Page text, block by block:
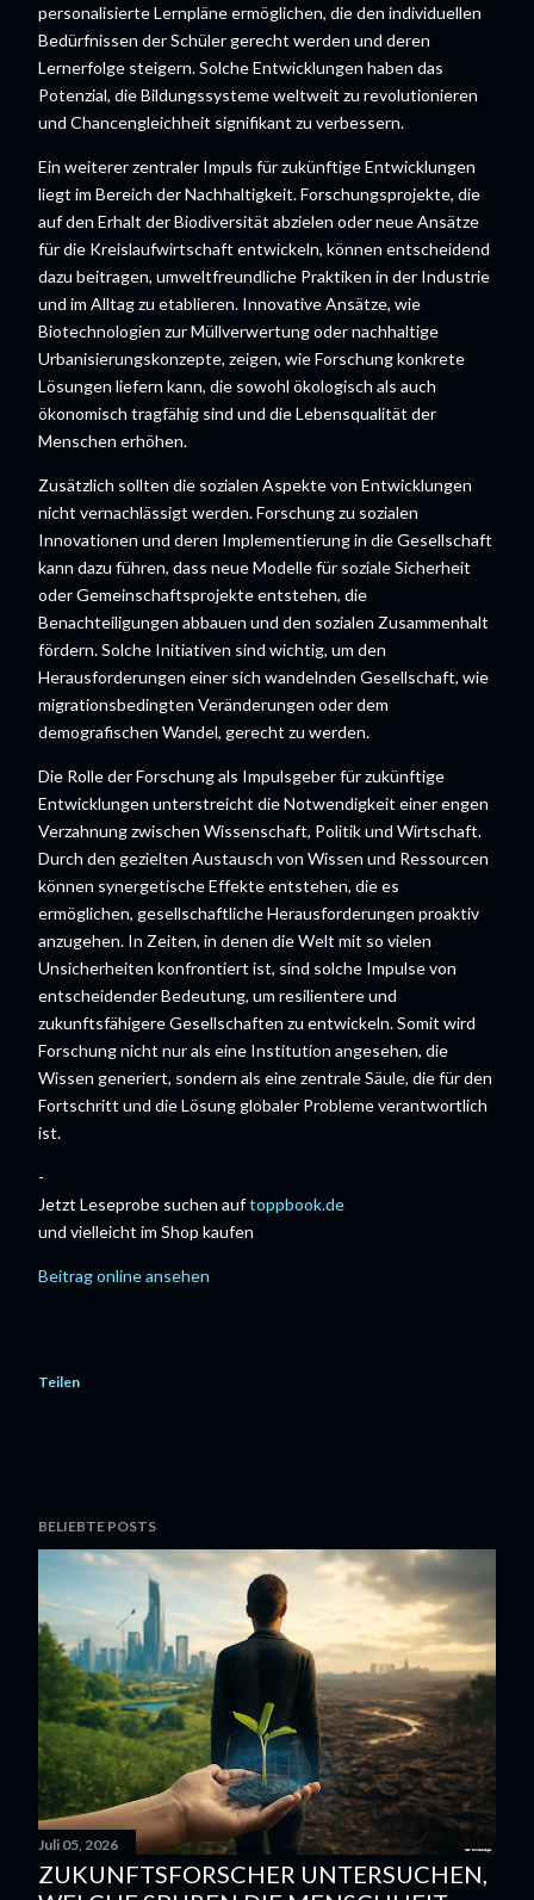
personalisierte Lernpläne ermöglichen, die den individuellen
Bedürfnissen der Schüler gerecht werden und deren
Lernerfolge steigern. Solche Entwicklungen haben das
Potenzial, die Bildungssysteme weltweit zu revolutionieren
und Chancengleichheit signifikant zu verbessern.
Ein weiterer zentraler Impuls für zukünftige Entwicklungen
liegt im Bereich der Nachhaltigkeit. Forschungsprojekte, die
auf den Erhalt der Biodiversität abzielen oder neue Ansätze
für die Kreislaufwirtschaft entwickeln, können entscheidend
dazu beitragen, umweltfreundliche Praktiken in der Industrie
und im Alltag zu etablieren. Innovative Ansätze, wie
Biotechnologien zur Müllverwertung oder nachhaltige
Urbanisierungskonzepte, zeigen, wie Forschung konkrete
Lösungen liefern kann, die sowohl ökologisch als auch
ökonomisch tragfähig sind und die Lebensqualität der
Menschen erhöhen.
Zusätzlich sollten die sozialen Aspekte von Entwicklungen
nicht vernachlässigt werden. Forschung zu sozialen
Innovationen und deren Implementierung in die Gesellschaft
kann dazu führen, dass neue Modelle für soziale Sicherheit
oder Gemeinschaftsprojekte entstehen, die
Benachteiligungen abbauen und den sozialen Zusammenhalt
fördern. Solche Initiativen sind wichtig, um den
Herausforderungen einer sich wandelnden Gesellschaft, wie
migrationsbedingten Veränderungen oder dem
demografischen Wandel, gerecht zu werden.
Die Rolle der Forschung als Impulsgeber für zukünftige
Entwicklungen unterstreicht die Notwendigkeit einer engen
Verzahnung zwischen Wissenschaft, Politik und Wirtschaft.
Durch den gezielten Austausch von Wissen und Ressourcen
können synergetische Effekte entstehen, die es
ermöglichen, gesellschaftliche Herausforderungen proaktiv
anzugehen. In Zeiten, in denen die Welt mit so vielen
Unsicherheiten konfrontiert ist, sind solche Impulse von
entscheidender Bedeutung, um resilientere und
zukunftsfähigere Gesellschaften zu entwickeln. Somit wird
Forschung nicht nur als eine Institution angesehen, die
Wissen generiert, sondern als eine zentrale Säule, die für den
Fortschritt und die Lösung globaler Probleme verantwortlich
ist.
-
Jetzt Leseprobe suchen auftoppbook.de
und vielleicht im Shop kaufen
Beitrag online ansehen
Teilen
BELIEBTE POSTS
Juli 05, 2026
ZUKUNFTSFORSCHER UNTERSUCHEN,